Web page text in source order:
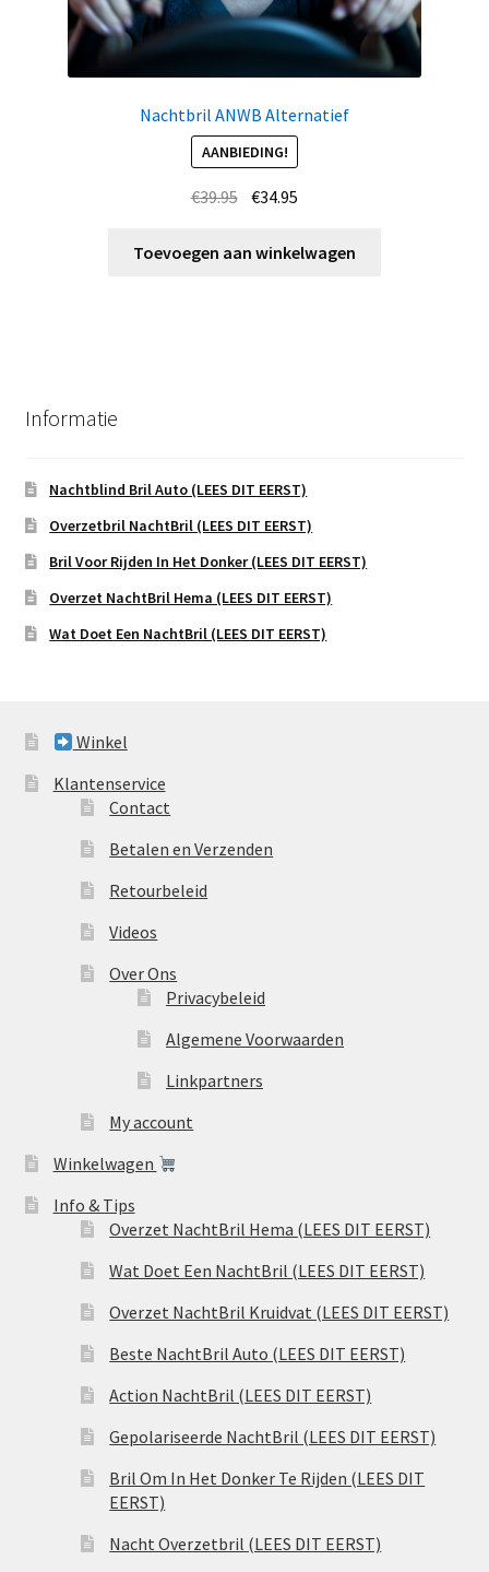
Nachtbril ANWB Alternatief
AANBIEDING!
€39.95 Oorspronkelijke
was:
€34.95
is:
Toevoegen aan winkelwagen
Informatie
Nachtblind Bril Auto (LEES DIT EERST)
Overzetbril NachtBril (LEES DIT EERST)
Bril Voor Rijden In Het Donker (LEES DIT EERST)
Overzet NachtBril Hema (LEES DIT EERST)
Wat Doet Een NachtBril (LEES DIT EERST)
Winkel
Klantenservice
Contact
Betalen en Verzenden
Retourbeleid
Videos
Over Ons
Privacybeleid
Algemene Voorwaarden
Linkpartners
My account
Winkelwagen
Info & Tips
Overzet NachtBril Hema (LEES DIT EERST)
Wat Doet Een NachtBril (LEES DIT EERST)
Overzet NachtBril Kruidvat (LEES DIT EERST)
Beste NachtBril Auto (LEES DIT EERST)
Action NachtBril (LEES DIT EERST)
Gepolariseerde NachtBril (LEES DIT EERST)
Bril Om In Het Donker Te Rijden (LEES DIT
EERST)
Nacht Overzetbril (LEES DIT EERST)